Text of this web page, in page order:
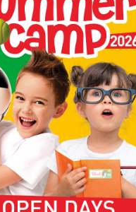
e
di resistenza
e le prove per gli
aperte
Vi invitiamo a
con il nostro staff